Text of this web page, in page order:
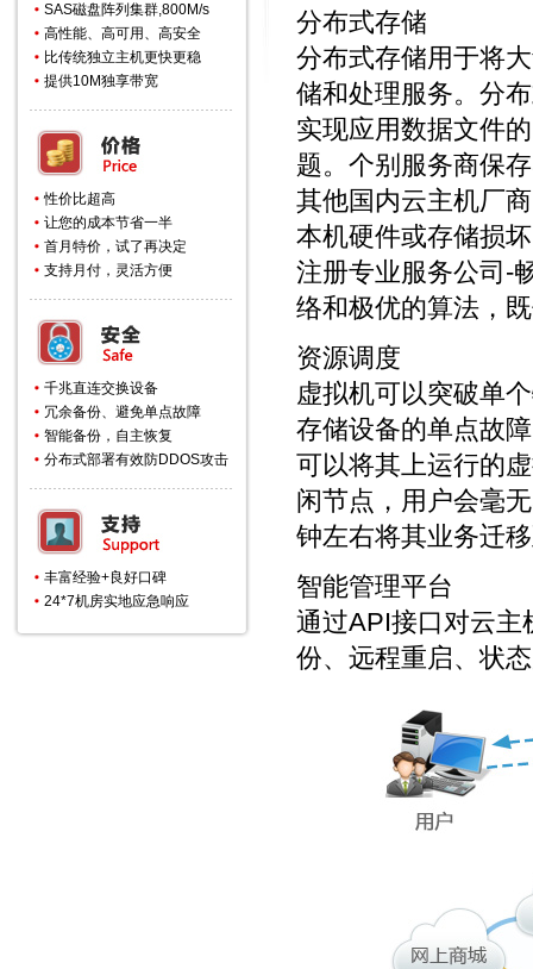
SAS磁盘阵列集群,800M/s
高性能、高可用、高安全
比传统独立主机更快更稳
提供10M独享带宽
性价比超高
让您的成本节省一半
首月特价，试了再决定
支持月付，灵活方便
千兆直连交换设备
冗余备份、避免单点故障
智能备份，自主恢复
分布式部署有效防DDOS攻击
丰富经验+良好口碑
24*7机房实地应急响应
分布式存储
分布式存储用于将
储和处理服务。分
实现应用数据文件
题。个别服务商保
其他国内云主机厂
本机硬件或存储损
注册专业服务公司-
络和极优的算法，
资源调度
虚拟机可以突破单
存储设备的单点故
可以将其上运行的
闲节点，用户会毫
钟左右将其业务迁
智能管理平台
通过API接口对云主
份、远程重启、状